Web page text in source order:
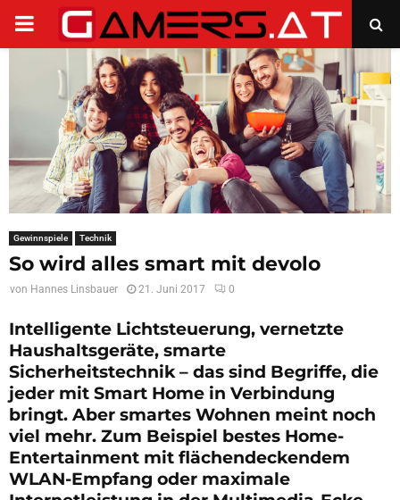
PRIMARY
MENU
Gewinnspiele Technik
So wird alles smart mit devolo
von Hannes Linsbauer 21. Juni 2017 0
Intelligente Lichtsteuerung, vernetzte
Haushaltsgeräte, smarte
Sicherheitstechnik – das sind Begriffe, die
jeder mit Smart Home in Verbindung
bringt. Aber smartes Wohnen meint noch
viel mehr. Zum Beispiel bestes Home-
Entertainment mit flächendeckendem
WLAN-Empfang oder maximale